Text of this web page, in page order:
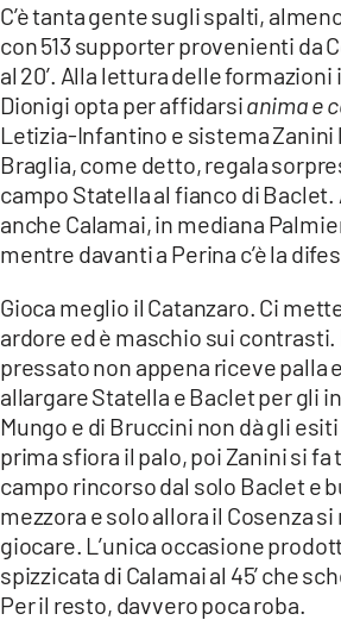
ILVIBONESE.IT
CATANZAROCHANNEL.IT
LACAPITALENEWS.IT
App
ANDROID
APPLE
C’è tanta gente sugli spalti,
con 513 supporter provenienti da
al 20’. Alla lettura delle formazioni
Dionigi opta per affidarsianima e
Letizia-Infantino e sistema Zanini
Braglia, come detto, regala
campo Statella al fianco di Baclet.
anche Calamai, in mediana
mentre davanti a Perina c’è la
Gioca meglio il Catanzaro. Ci
ardore ed è maschio sui
pressato non appena riceve palla
allargare Statella e Baclet per gli
Mungo e di Bruccini non dà gli
prima sfiora il palo, poi Zanini si
campo rincorso dal solo Baclet e
mezzora e solo allora il Cosenza
giocare. L’unica occasione
spizzicata di Calamai al 45’ che
Per il resto, davvero poca roba.